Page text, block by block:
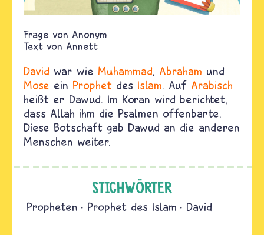
Anonym
Text von Annett
David war wie Muhammad, Abraham und
Mose ein Prophet des Islam. Auf Arabisch
heißt er Dawud. Im Koran wird berichtet,
dass Allah ihm die Psalmen offenbarte.
Diese Botschaft gab Dawud an die anderen
Menschen weiter.
STICHWÖRTER
Propheten Prophet des Islam David